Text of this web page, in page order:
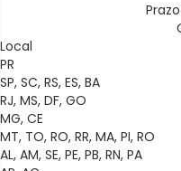
Local
PR
SP, SC, RS, ES, BA
RJ, MS, DF, GO
MG, CE
MT, TO, RO, RR, MA, PI, RO
AL, AM, SE, PE, PB, RN, PA